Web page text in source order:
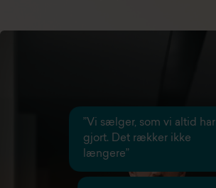
”Vi sælger, som vi altid har
gjort. Det rækker ikke
længere”